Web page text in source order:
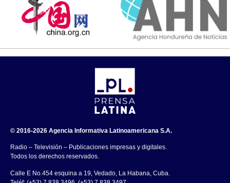
© 2016-2026 Agencia Informativa Latinoamericana S.A.
Radio – Televisión – Publicaciones impresas y digitales.
Todos los derechos reservados.
Calle E No.454 esquina a 19, Vedado, La Habana, Cuba.